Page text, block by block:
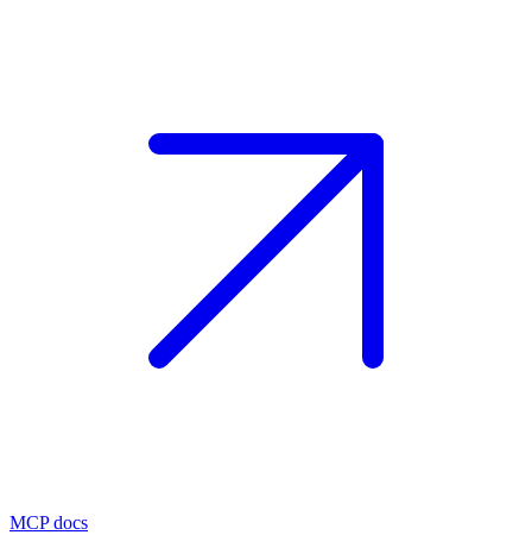
MCP docs